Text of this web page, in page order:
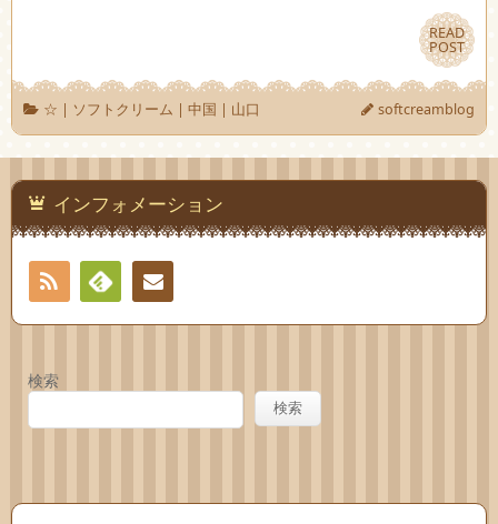
READ
POST
READ
POST
☆ | ソフトクリーム | 中国 | 山口 softcreamblog
インフォメーション
RSS
Feedlyお問
検索
検索